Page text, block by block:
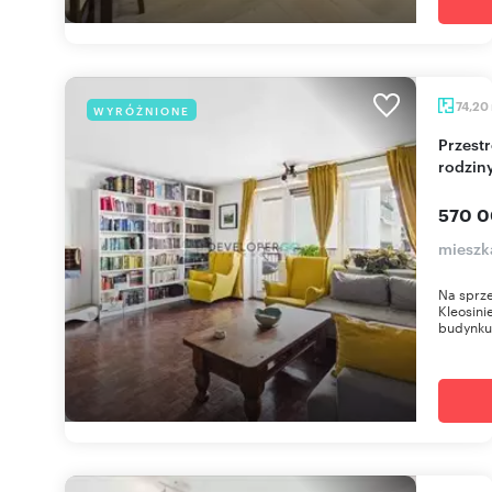
WYRÓŻNIONE 74,20
Przestronne 74,2 m² do remontu, idealne dla
570
Na